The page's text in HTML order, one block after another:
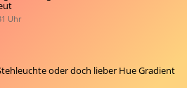
Uhr
oder doch lieber Hue Gradient